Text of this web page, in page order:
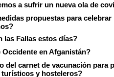
a sufrir un nueva ola de
propuestas para celebrar
las Fallas estos días?
en Afganistán?
del carnet de vacunación para
turísticos y hosteleros?